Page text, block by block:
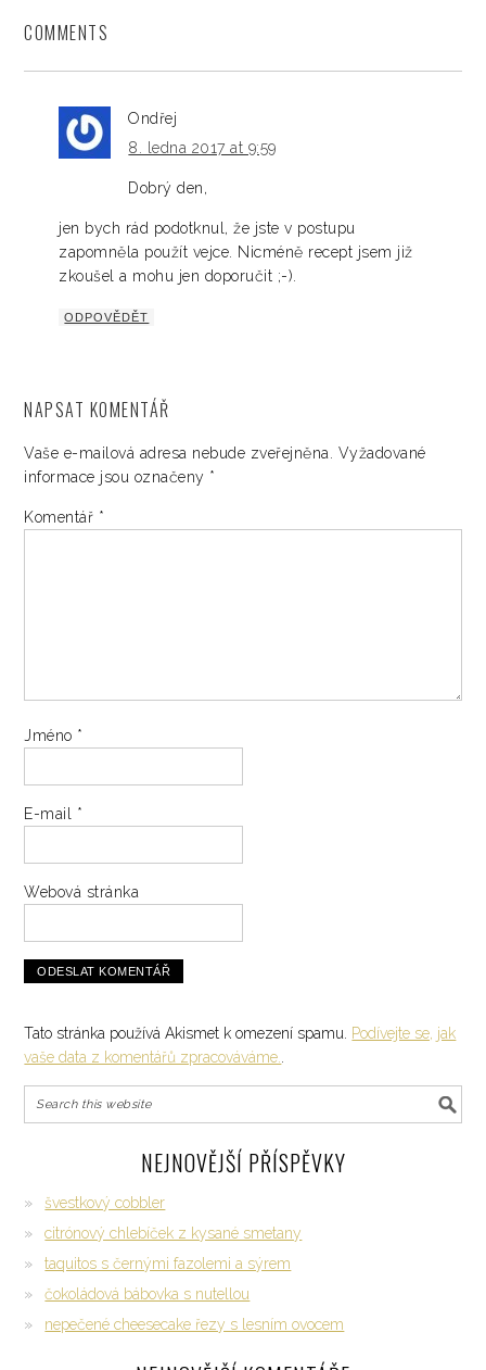
COMMENTS
Ondřej
8. ledna 2017 at 9:59
Dobrý den,
jen bych rád podotknul, že jste v postupu
zapomněla použít vejce. Nicméně recept jsem již
zkoušel a mohu jen doporučit ;-).
ODPOVĚDĚT
NAPSAT KOMENTÁŘ
Vaše e-mailová adresa nebude zveřejněna.
Vyžadované
informace jsou označeny *
Komentář *
Jméno *
E-mail *
Webová stránka
Tato stránka používá Akismet k omezení spamu.
Podívejte se, jak
vaše data z komentářů zpracováváme.
NEJNOVĚJŠÍ PŘÍSPĚVKY
švestkový cobbler
citrónový chlebíček z kysané smetany
taquitos s černými fazolemi a sýrem
čokoládová bábovka s nutellou
nepečené cheesecake řezy s lesním ovocem